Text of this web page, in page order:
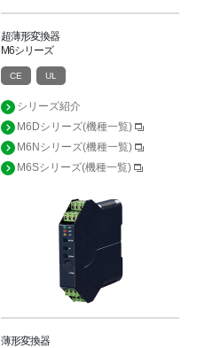
超薄形変換器
M6シリーズ
CE UL
シリーズ紹介
M6Dシリーズ(機種一覧)
M6Nシリーズ(機種一覧)
M6Sシリーズ(機種一覧)
薄形変換器